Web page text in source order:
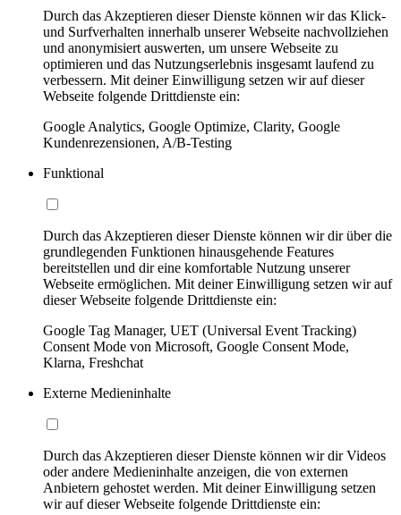
Durch das Akzeptieren dieser Dienste können wir das Klick-
und Surfverhalten innerhalb unserer Webseite nachvollziehen
und anonymisiert auswerten, um unsere Webseite zu
optimieren und das Nutzungserlebnis insgesamt laufend zu
verbessern. Mit deiner Einwilligung setzen wir auf dieser
Webseite folgende Drittdienste ein:
Google Analytics, Google Optimize, Clarity, Google
Kundenrezensionen, A/B-Testing
Funktional
Durch das Akzeptieren dieser Dienste können wir dir über die
grundlegenden Funktionen hinausgehende Features
bereitstellen und dir eine komfortable Nutzung unserer
Webseite ermöglichen. Mit deiner Einwilligung setzen wir auf
dieser Webseite folgende Drittdienste ein:
Google Tag Manager, UET (Universal Event Tracking)
Consent Mode von Microsoft, Google Consent Mode,
Klarna, Freshchat
Externe Medieninhalte
Durch das Akzeptieren dieser Dienste können wir dir Videos
oder andere Medieninhalte anzeigen, die von externen
Anbietern gehostet werden. Mit deiner Einwilligung setzen
wir auf dieser Webseite folgende Drittdienste ein: